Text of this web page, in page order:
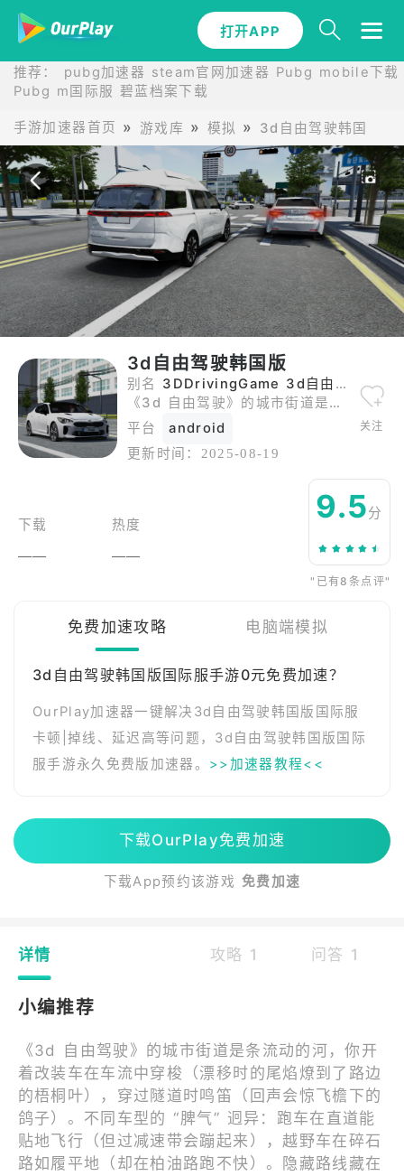
打开APP
推荐： pubg加速器 steam官网加速器 Pubg mobile下载
Pubg m国际服 碧蓝档案下载
手游加速器首页 游戏库 模拟 3d自由驾驶韩国版
打开APP
3d自由驾驶韩国版
别名 3DDrivingGame 3d自由驾驶韩国版
《3d 自由驾驶》的城市街道是条流动的河，你开着改装车在车流中穿梭（漂移时的尾焰燎到了路边的梧桐叶），穿过隧道时鸣笛（回声会惊飞檐下的鸽子）。不同车型的 “脾气” 迥异：跑车在直道能贴地飞行（但过减速带会蹦起来），越野车在碎石路如履平地（却在柏油路跑不快）。隐藏路线藏在日常角落：商场停车场的通风管道能抄近道（车顶会蹭掉点漆），小区的石板路能避开红绿灯（但要小心突然窜出的猫）。最爽的是雨夜，雨刷器的节奏跟着油门踩，溅起的水花比音乐还带感。
平台
android
更新时间： 2025-08-19
关注
下载
——
热度
——
9.5分
"已有8条点评"
免费加速攻略 电脑端模拟
3d自由驾驶韩国版国际服手游0元免费加速？
OurPlay加速器一键解决3d自由驾驶韩国版国际服
卡顿|掉线、延迟高等问题，3d自由驾驶韩国版国际
服手游永久免费版加速器。 >>加速器教程<<
下载OurPlay免费加速
下载App预约该游戏 免费加速
详情 攻略 1 问答 1
小编推荐
《3d 自由驾驶》的城市街道是条流动的河，你开
着改装车在车流中穿梭（漂移时的尾焰燎到了路边
的梧桐叶），穿过隧道时鸣笛（回声会惊飞檐下的
鸽子）。不同车型的 “脾气” 迥异：跑车在直道能
贴地飞行（但过减速带会蹦起来），越野车在碎石
路如履平地（却在柏油路跑不快）。隐藏路线藏在